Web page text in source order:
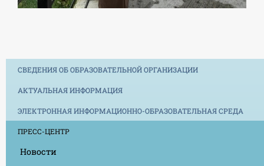
СВЕДЕНИЯ ОБ ОБРАЗОВАТЕЛЬНОЙ ОРГАНИЗАЦИИ
АКТУАЛЬНАЯ ИНФОРМАЦИЯ
ЭЛЕКТРОННАЯ ИНФОРМАЦИОННО-ОБРАЗОВАТЕЛЬНАЯ СРЕДА
ПРЕСС-ЦЕНТР
Новости